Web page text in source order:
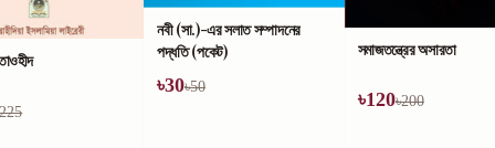
225
নবী (সা.)-এর সলাত সম্পাদনের
পদ্ধতি (পকেট)
৳30৳50
সমাজতন্ত্রের অসারতা
৳120৳200